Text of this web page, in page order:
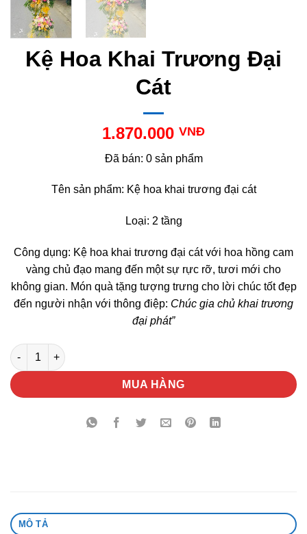
Kệ Hoa Khai Trương Đại
Cát
1.870.000 VNĐ
Đã bán: 0 sản phẩm
Tên sản phẩm: Kệ hoa khai trương đại cát
Loại: 2 tầng
Công dụng: Kệ hoa khai trương đại cát với hoa hồng cam
vàng chủ đạo mang đến một sự rực rỡ, tươi mới cho
không gian. Món quà tặng tượng trưng cho lời chúc tốt đẹp
đến người nhận với thông điệp: Chúc gia chủ khai trương
đại phát”
Kệ Hoa Khai Trương Đại Cát số lượng
MUA HÀNG
MÔ TẢ